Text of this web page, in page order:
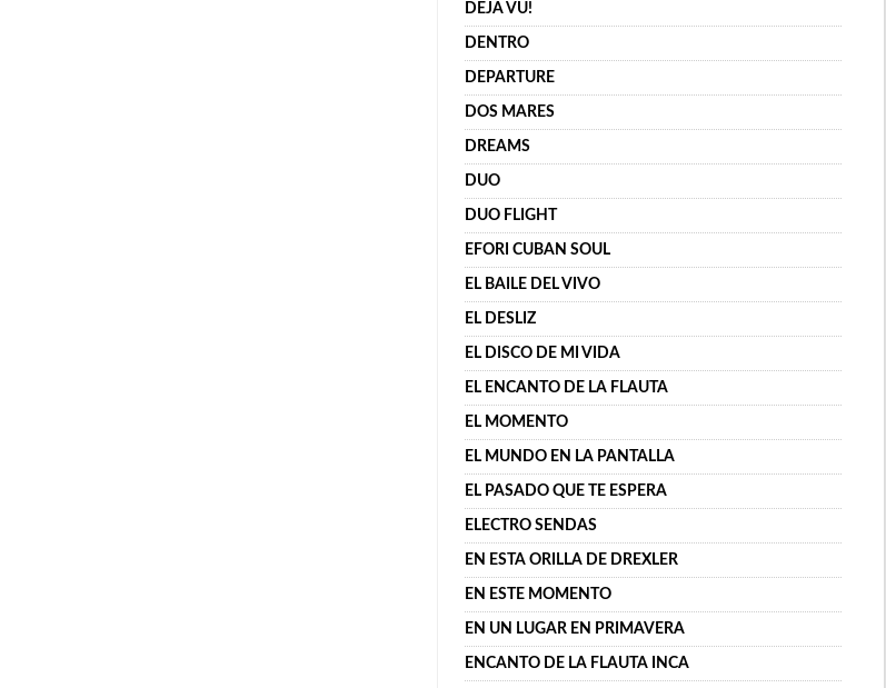
DÉJÀ VU!
DENTRO
DEPARTURE
DOS MARES
DREAMS
DUO
DUO FLIGHT
EFORI CUBAN SOUL
EL BAILE DEL VIVO
EL DESLIZ
EL DISCO DE MI VIDA
EL ENCANTO DE LA FLAUTA
EL MOMENTO
EL MUNDO EN LA PANTALLA
EL PASADO QUE TE ESPERA
ELECTRO SENDAS
EN ESTA ORILLA DE DREXLER
EN ESTE MOMENTO
EN UN LUGAR EN PRIMAVERA
ENCANTO DE LA FLAUTA INCA